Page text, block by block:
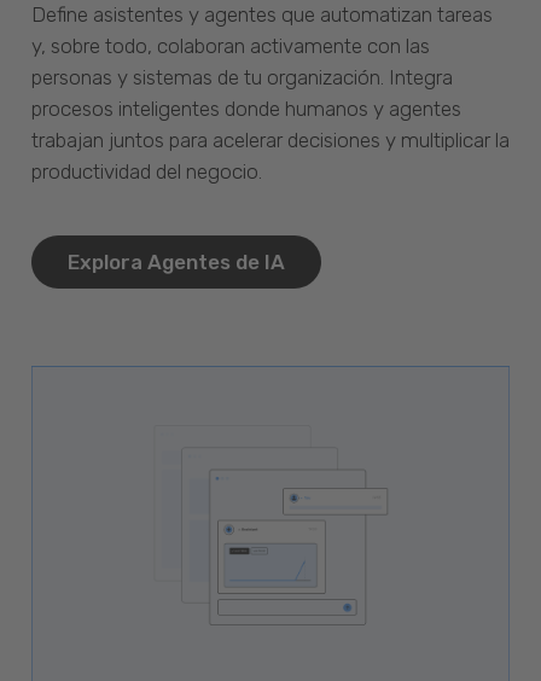
Define asistentes y agentes que automatizan tareas
y, sobre todo, colaboran activamente con las
personas y sistemas de tu organización. Integra
procesos inteligentes donde humanos y agentes
trabajan juntos para acelerar decisiones y multiplicar la
productividad del negocio.
Explora Agentes de IA